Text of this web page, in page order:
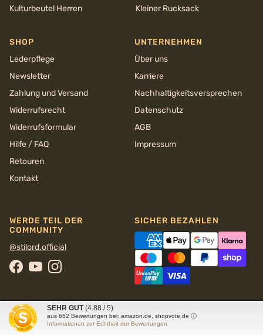
Kulturbeutel Herren
Kleiner Rucksack
SHOP
Lederpflege
Newsletter
Zahlung und Versand
Widerrufsrecht
Widerrufsformular
Hilfe / FAQ
Retouren
Kontakt
UNTERNEHMEN
Über uns
Karriere
Nachhaltigkeits­versprechen
Datenschutz
AGB
Impressum
WERDE TEIL DER
COMMUNITY
@stilord.official
Facebook
YouTubeInstagram
SICHER BEZAHLEN
SEHR GUT (4.88 / 5)
aus 652 Bewertungen bei: amazon.de, shopvote.de ⓘ
Informationen zur Echtheit der Bewertungen